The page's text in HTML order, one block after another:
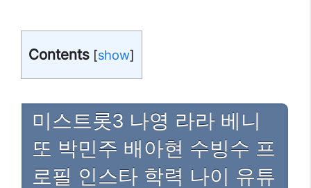
Contents [show]
미스트롯3 나영 라라 베니
또 박민주 배아현 수빙수 프
로필 인스타 학력 나이 유튜